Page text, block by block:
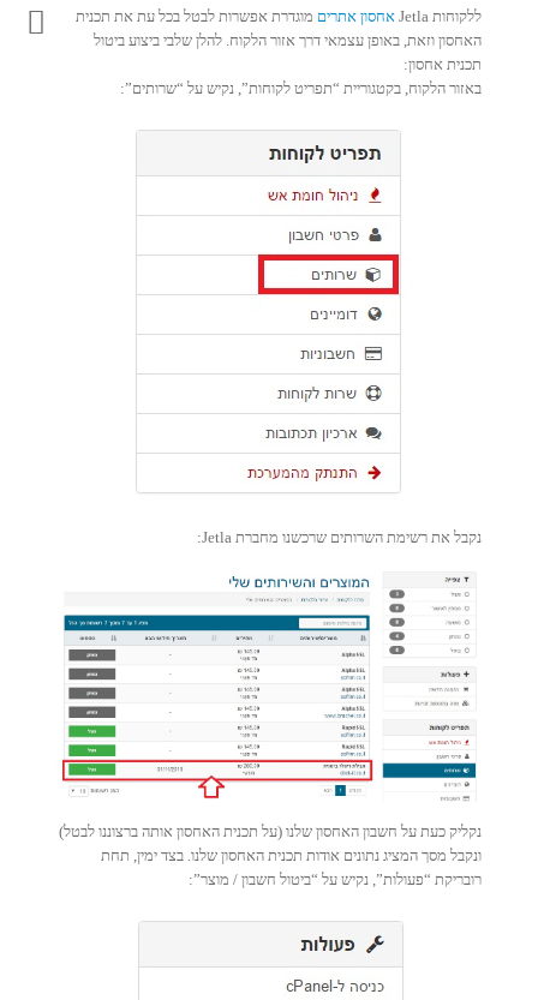
ללקוחות Jetla אחסון אתרים מוגדרת אפשרות לבטל בכל עת את תכנית
האחסון וזאת, באופן עצמאי דרך אזור הלקוח. להלן שלבי ביצוע ביטול
תכנית אחסון:
באזור הלקוח, בקטגוריית “תפריט לקוחות”, נקיש על “שרותים”:
נקבל את רשימת השרותים שרכשנו מחברת Jetla:
נקליק כעת על חשבון האחסון שלנו (על תכנית האחסון אותה ברצוננו לבטל)
ונקבל מסך המציג נתונים אודות תכנית האחסון שלנו. בצד ימין, תחת
רובריקת “פעולות”, נקיש על “ביטול חשבון / מוצר”: